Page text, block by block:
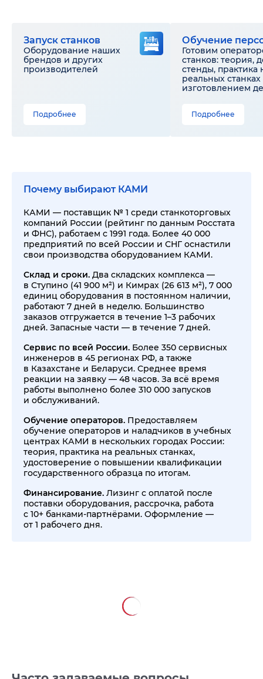
Запуск станков
Оборудование наших
брендов и других
производителей
Подробнее
Обучение
Готовим
станков: теория,
стенды, практика
реальных станках
изготовлением
Подробнее
Почему выбирают КАМИ
КАМИ — поставщик № 1 среди станкоторговых
компаний России (рейтинг по данным Росстата
и ФНС), работаем с 1991 года. Более 40 000
предприятий по всей России и СНГ оснастили
свои производства оборудованием КАМИ.
Склад и сроки. Два складских комплекса —
в Ступино (41 900 м²) и Кимрах (26 613 м²), 7 000
единиц оборудования в постоянном наличии,
работают 7 дней в неделю. Большинство
заказов отгружается в течение 1–3 рабочих
дней. Запасные части — в течение 7 дней.
Сервис по всей России. Более 350 сервисных
инженеров в 45 регионах РФ, а также
в Казахстане и Беларуси. Среднее время
реакции на заявку — 48 часов. За всё время
работы выполнено более 310 000 запусков
и обслуживаний.
Обучение операторов. Предоставляем
обучение операторов и наладчиков в учебных
центрах КАМИ в нескольких городах России:
теория, практика на реальных станках,
удостоверение о повышении квалификации
государственного образца по итогам.
Финансирование. Лизинг с оплатой после
поставки оборудования, рассрочка, работа
с 10+ банками-партнёрами. Оформление —
от 1 рабочего дня.